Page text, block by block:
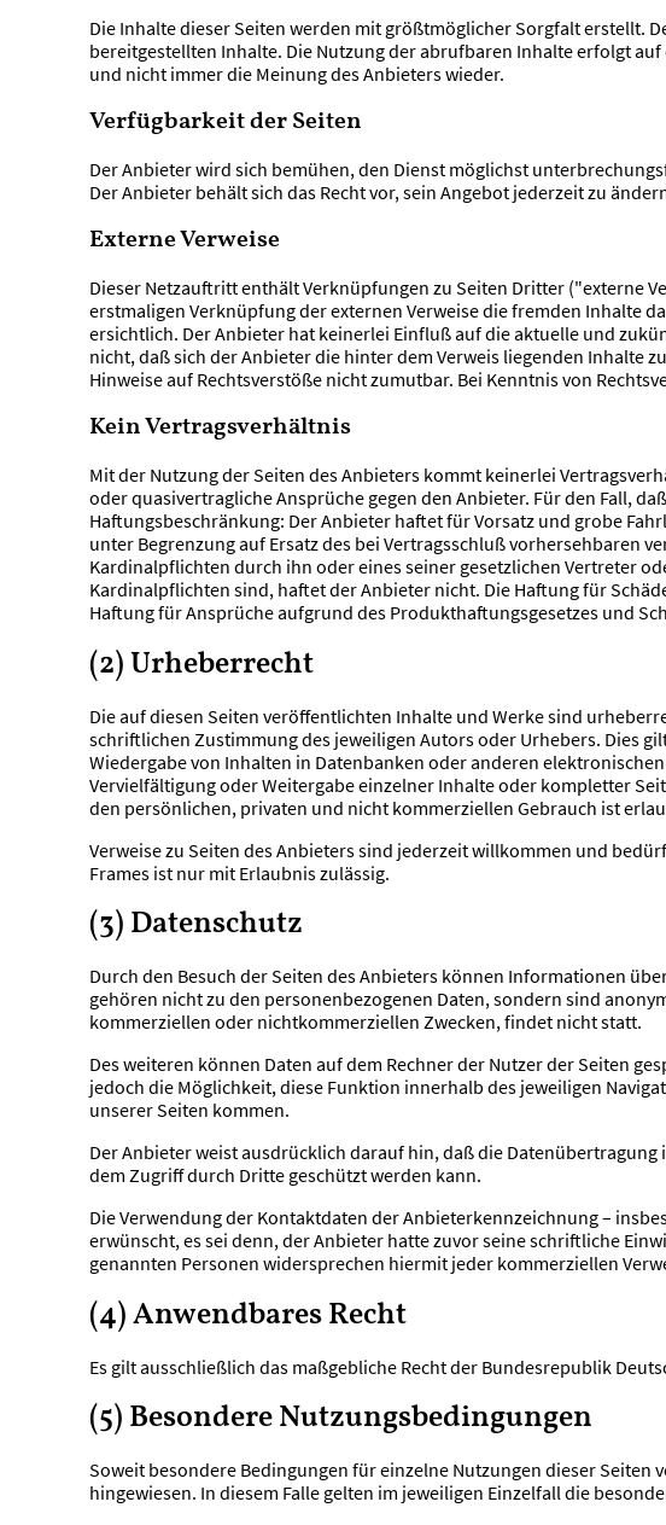
Die Inhalte dieser Seiten werden mit größtmöglicher Sorgfalt erstellt.
bereitgestellten Inhalte. Die Nutzung der abrufbaren Inhalte erfolgt
und nicht immer die Meinung des Anbieters wieder.
Verfügbarkeit der Seiten
Der Anbieter wird sich bemühen, den Dienst möglichst
Der Anbieter behält sich das Recht vor, sein Angebot jederzeit zu
Externe Verweise
Dieser Netzauftritt enthält Verknüpfungen zu Seiten Dritter ("externe
erstmaligen Verknüpfung der externen Verweise die fremden Inhalte
ersichtlich. Der Anbieter hat keinerlei Einfluß auf die aktuelle und
nicht, daß sich der Anbieter die hinter dem Verweis liegenden Inhalte
Hinweise auf Rechtsverstöße nicht zumutbar. Bei Kenntnis von
Kein Vertragsverhältnis
Mit der Nutzung der Seiten des Anbieters kommt keinerlei
oder quasivertragliche Ansprüche gegen den Anbieter. Für den Fall,
Haftungsbeschränkung: Der Anbieter haftet für Vorsatz und grobe
unter Begrenzung auf Ersatz des bei Vertragsschluß vorhersehbaren
Kardinalpflichten durch ihn oder eines seiner gesetzlichen Vertreter
Kardinalpflichten sind, haftet der Anbieter nicht. Die Haftung für
Haftung für Ansprüche aufgrund des Produkthaftungsgesetzes und
(2) Urheberrecht
Die auf diesen Seiten veröffentlichten Inhalte und Werke sind
schriftlichen Zustimmung des jeweiligen Autors oder Urhebers. Dies
Wiedergabe von Inhalten in Datenbanken oder anderen
Vervielfältigung oder Weitergabe einzelner Inhalte oder kompletter
den persönlichen, privaten und nicht kommerziellen Gebrauch ist
Verweise zu Seiten des Anbieters sind jederzeit willkommen und
Frames ist nur mit Erlaubnis zulässig.
(3) Datenschutz
Durch den Besuch der Seiten des Anbieters können Informationen
gehören nicht zu den personenbezogenen Daten, sondern sind
kommerziellen oder nichtkommerziellen Zwecken, findet nicht statt.
Des weiteren können Daten auf dem Rechner der Nutzer der Seiten
jedoch die Möglichkeit, diese Funktion innerhalb des jeweiligen
unserer Seiten kommen.
Der Anbieter weist ausdrücklich darauf hin, daß die
dem Zugriff durch Dritte geschützt werden kann.
Die Verwendung der Kontaktdaten der Anbieterkennzeichnung –
erwünscht, es sei denn, der Anbieter hatte zuvor seine schriftliche
genannten Personen widersprechen hiermit jeder kommerziellen
(4) Anwendbares Recht
Es gilt ausschließlich das maßgebliche Recht der Bundesrepublik
(5) Besondere Nutzungsbedingungen
Soweit besondere Bedingungen für einzelne Nutzungen dieser
hingewiesen. In diesem Falle gelten im jeweiligen Einzelfall die